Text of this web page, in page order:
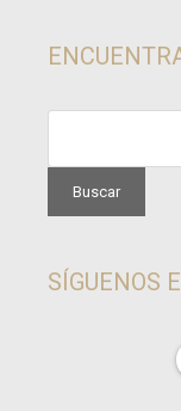
SÍGUENOS